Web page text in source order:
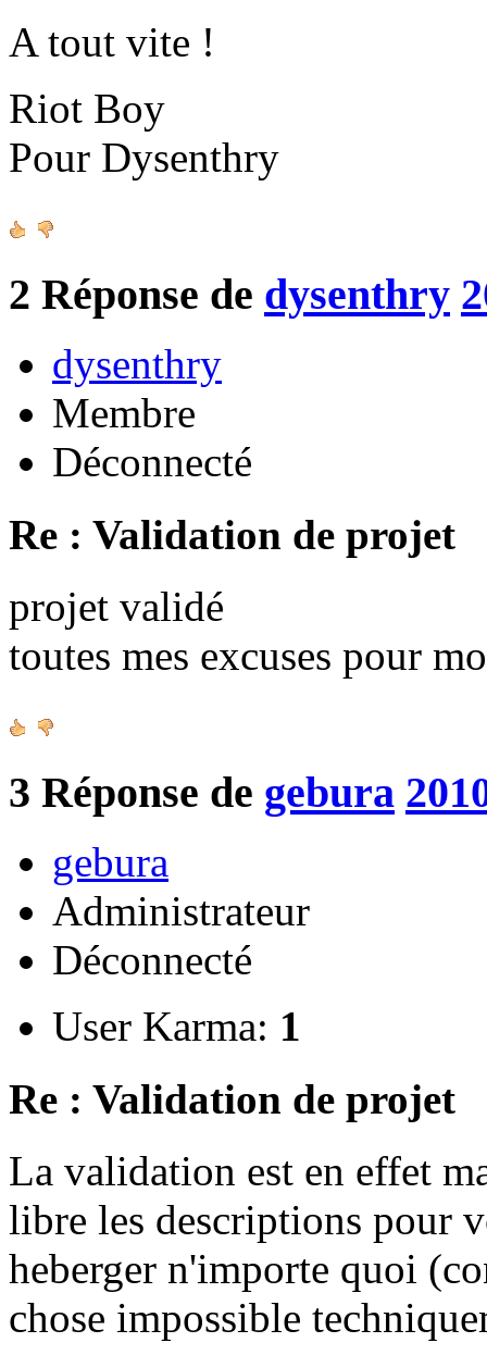
A tout vite !
Riot Boy
Pour Dysenthry
2 Réponse de dysenthry
dysenthry
Membre
Déconnecté
Re : Validation de projet
projet validé
toutes mes excuses pour
3 Réponse de gebura
gebura
Administrateur
Déconnecté
User Karma: 1
Re : Validation de projet
La validation est en effet
libre les descriptions pour
heberger n'importe quoi
chose impossible